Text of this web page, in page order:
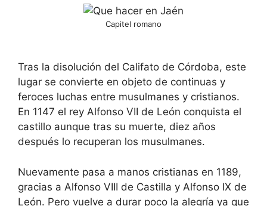
Capitel romano
Tras la disolución del Califato de Córdoba, este
lugar se convierte en objeto de continuas y
feroces luchas entre musulmanes y cristianos.
En 1147 el rey Alfonso VII de León conquista el
castillo aunque tras su muerte, diez años
después lo recuperan los musulmanes.
Nuevamente pasa a manos cristianas en 1189,
gracias a Alfonso VIII de Castilla y Alfonso IX de
León. Pero vuelve a durar poco la alegría ya que